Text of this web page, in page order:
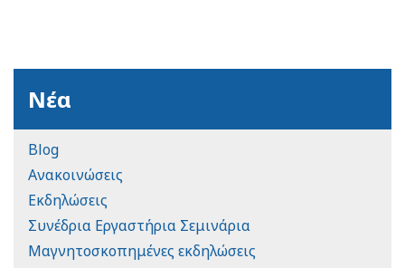
Νέα
Blog
Ανακοινώσεις
Εκδηλώσεις
Συνέδρια Εργαστήρια Σεμινάρια
Μαγνητοσκοπημένες εκδηλώσεις